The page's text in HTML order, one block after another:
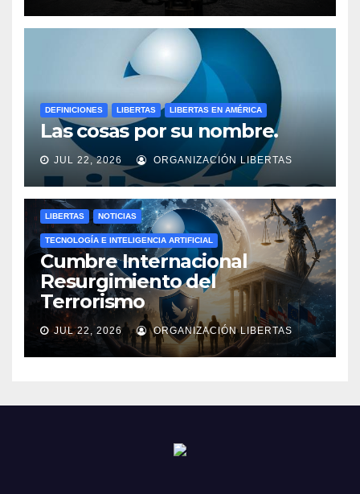
DEFINICIONES LIBERTAS LIBERTAS EN AMÉRICA
Las cosas por su nombre.
JUL 22, 2026 ORGANIZACIÓN LIBERTAS
LIBERTAS NOTICIAS
TECNOLOGÍA E INTELIGENCIA ARTIFICIAL
Cumbre Internacional
Resurgimiento del
Terrorismo
JUL 22, 2026 ORGANIZACIÓN LIBERTAS